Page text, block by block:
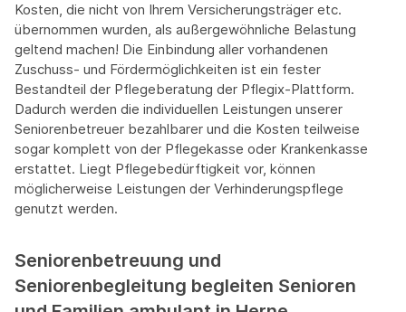
Kosten, die nicht von Ihrem Versicherungsträger etc.
übernommen wurden, als außergewöhnliche Belastung
geltend machen! Die Einbindung aller vorhandenen
Zuschuss- und Fördermöglichkeiten ist ein fester
Bestandteil der Pflegeberatung der Pflegix-Plattform.
Dadurch werden die individuellen Leistungen unserer
Seniorenbetreuer bezahlbarer und die Kosten teilweise
sogar komplett von der Pflegekasse oder Krankenkasse
erstattet. Liegt Pflegebedürftigkeit vor, können
möglicherweise Leistungen der Verhinderungspflege
genutzt werden.
Seniorenbetreuung und
Seniorenbegleitung begleiten Senioren